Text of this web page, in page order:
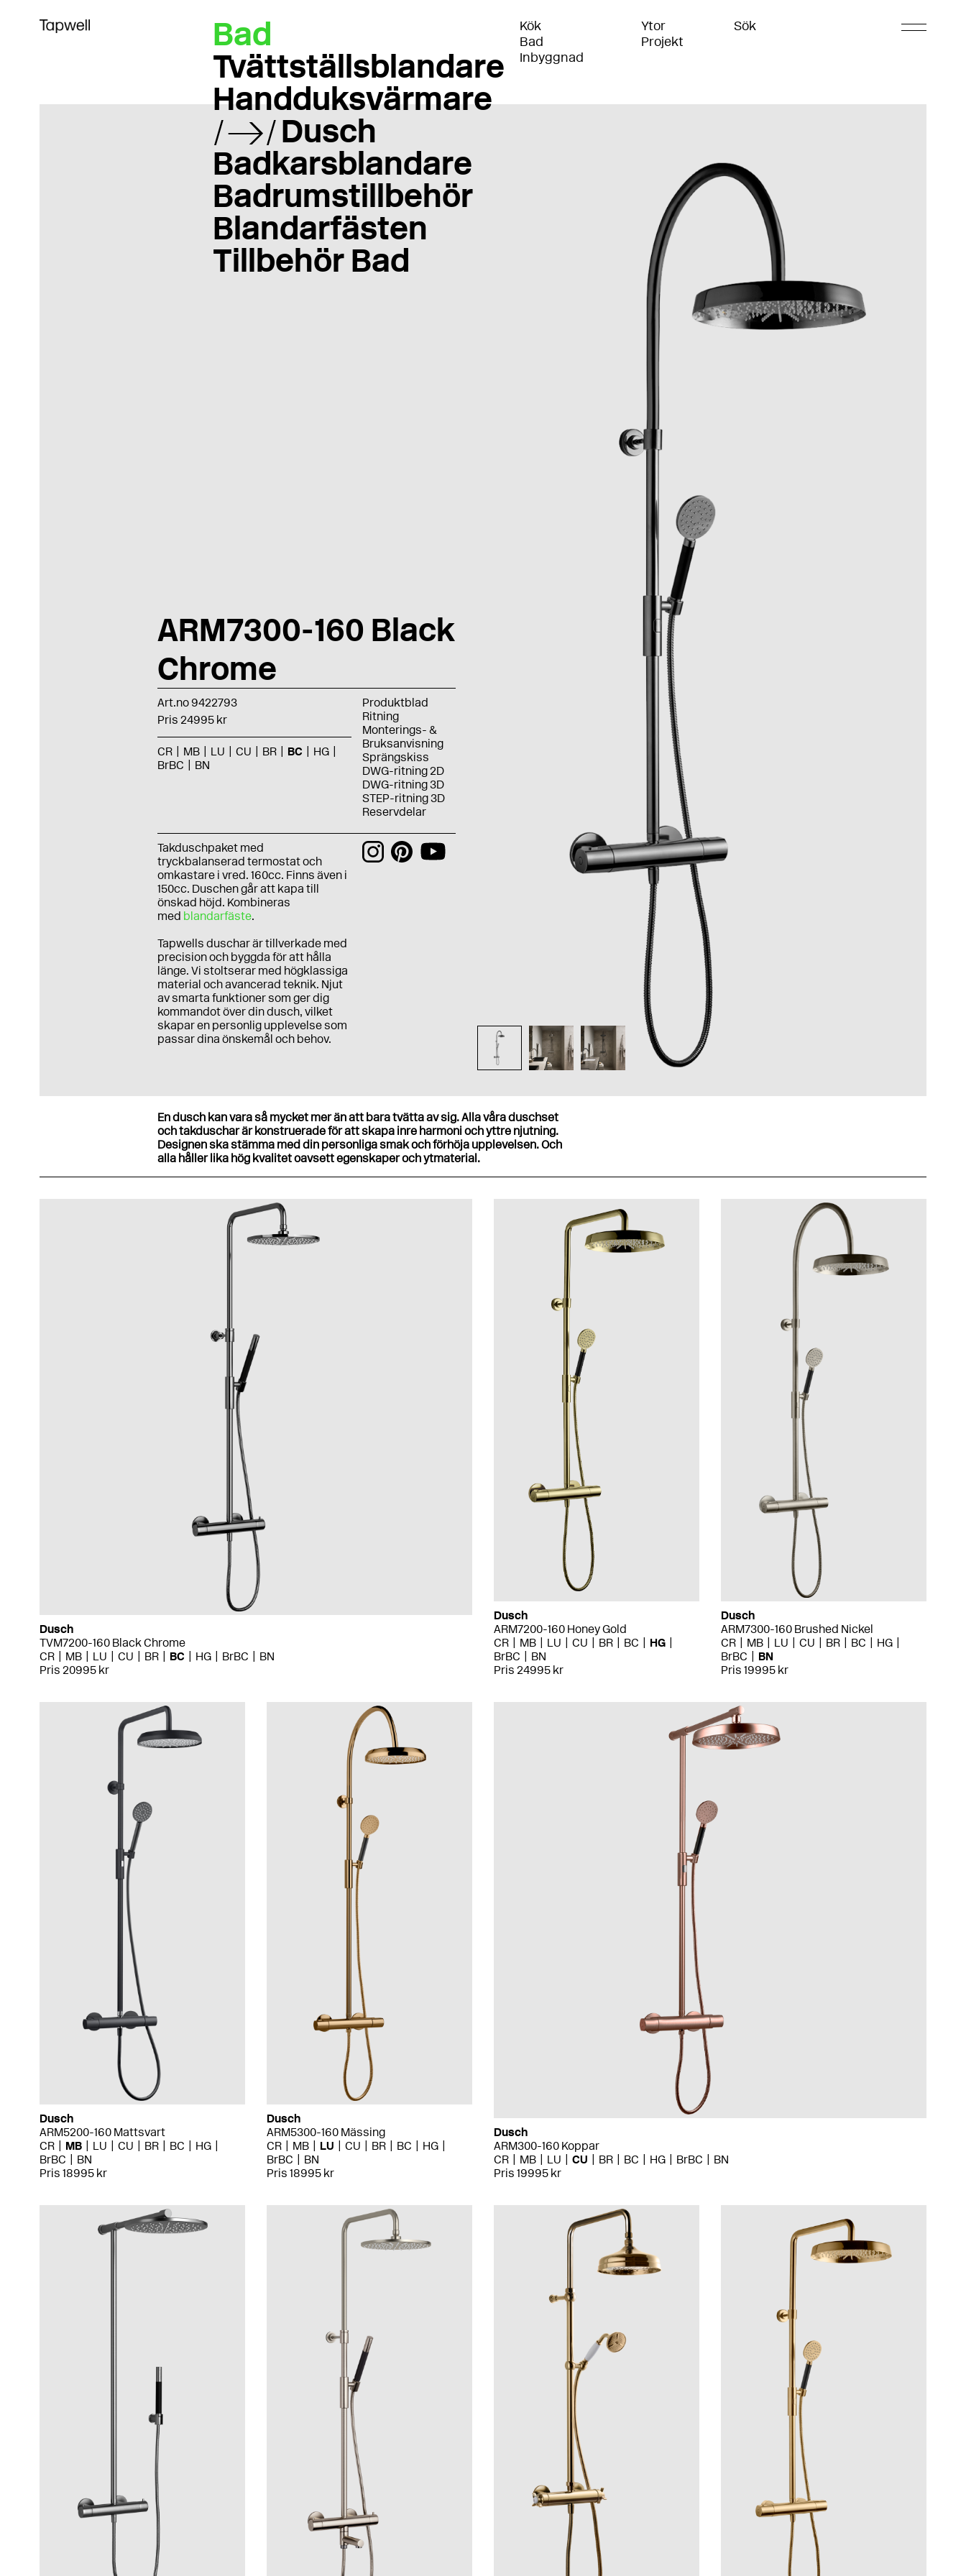
Bad
Tvättställsblandare
Handduksvärmare
Dusch
Badkarsblandare
Badrumstillbehör
Blandarfästen
Tillbehör Bad
Kök
Bad
Inbyggnad
Ytor
Projekt
Sök
ARM7300-160 Black
Chrome
Art.no 9422793
Pris 24995 kr
CR MB LU CU BR BC
HG
BrBC
BN
Produktblad
Ritning
Monterings- &
Bruksanvisning
Sprängskiss
DWG-ritning 2D
DWG-ritning 3D
STEP-ritning 3D
Reservdelar
Takduschpaket med
tryckbalanserad termostat och
omkastare i vred. 160cc. Finns även i
150cc. Duschen går att kapa till
önskad höjd. Kombineras
med blandarfäste.
Tapwells duschar är tillverkade med
precision och byggda för att hålla
länge. Vi stoltserar med högklassiga
material och avancerad teknik. Njut
av smarta funktioner som ger dig
kommandot över din dusch, vilket
skapar en personlig upplevelse som
passar dina önskemål och behov.
En dusch kan vara så mycket mer än att bara tvätta av sig. Alla våra duschset
och takduschar är konstruerade för att skapa inre harmoni och yttre njutning.
Designen ska stämma med din personliga smak och förhöja upplevelsen. Och
alla håller lika hög kvalitet oavsett egenskaper och ytmaterial.
Dusch
TVM7200-160 Black Chrome
CR
MB LU CU BR BC HG BrBC
BN
Pris 20995 kr
Dusch
ARM7200-160 Honey Gold
CR
MB LU CU BR BC
HG
BrBC
BN
Pris 24995 kr
Dusch
ARM7300-160 Brushed Nickel
CR
MB LU CU BR BC
HG
BrBC
BN
Pris 19995 kr
Dusch
ARM5200-160 Mattsvart
CR
MB LU CU BR BC
HG
BrBC
BN
Pris 18995 kr
Dusch
ARM5300-160 Mässing
CR
MB LU CU BR BC
HG
BrBC
BN
Pris 18995 kr
Dusch
ARM300-160 Koppar
CR
MB LU CU BR BC HG BrBC
BN
Pris 19995 kr